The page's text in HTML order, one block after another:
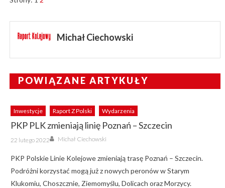
Michał Ciechowski
POWIĄZANE ARTYKUŁY
Inwestycje Raport Z Polski Wydarzenia
PKP PLK zmieniają linię Poznań – Szczecin
Posted
on
22 lutego 2022 Author
Michał Ciechowski
PKP Polskie Linie Kolejowe zmieniają trasę Poznań – Szczecin.
Podróżni korzystać mogą już z nowych peronów w Starym
Klukomiu, Choszcznie, Ziemomyślu, Dolicach oraz Morzycy.